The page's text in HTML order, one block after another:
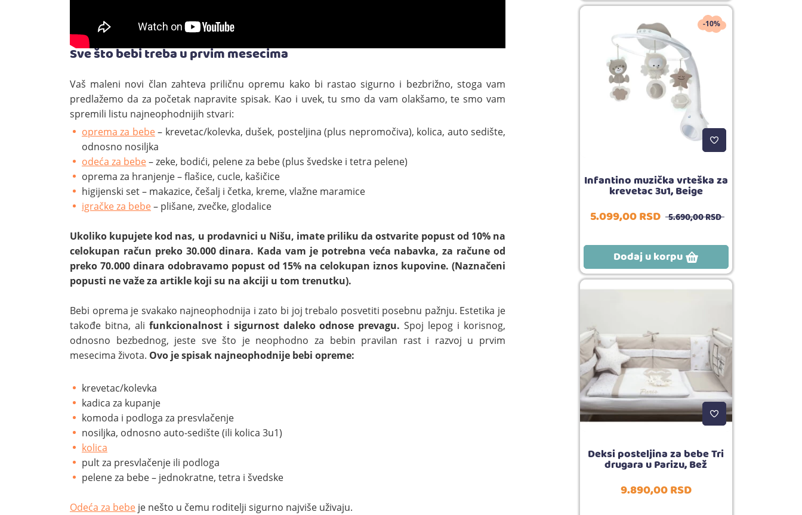
Sve što bebi treba u prvim mesecima
Vaš maleni novi član zahteva priličnu opremu kako bi rastao sigurno i bezbrižno, stoga vam
predlažemo da za početak napravite spisak. Kao i uvek, tu smo da vam olakšamo, te smo vam
spremili listu najneophodnijih stvari:
oprema za bebe– krevetac/kolevka, dušek, posteljina (plus nepromočiva), kolica, auto sedište,
odnosno nosiljka
odeća za bebe– zeke, bodići, pelene za bebe (plus švedske i tetra pelene)
oprema za hranjenje – flašice, cucle, kašičice
higijenski set – makazice, češalj i četka, kreme, vlažne maramice
igračke za bebe– plišane, zvečke, glodalice
Ukoliko kupujete kod nas, u prodavnici u Nišu, imate priliku da ostvarite popust od 10% na
celokupan račun preko 30.000 dinara. Kada vam je potrebna veća nabavka, za račune od
preko 70.000 dinara odobravamo popust od 15% na celokupan iznos kupovine. (Naznačeni
popusti ne važe za artikle koji su na akciji u tom trenutku).
Bebi oprema je svakako najneophodnija i zato bi joj trebalo posvetiti posebnu pažnju. Estetika je
takođe bitna, ali funkcionalnost i sigurnost daleko odnose prevagu. Spoj lepog i korisnog,
odnosno bezbednog, jeste sve što je neophodno za bebin pravilan rast i razvoj u prvim
mesecima života. Ovo je spisak najneophodnije bebi opreme:
krevetac/kolevka
kadica za kupanje
komoda i podloga za presvlačenje
nosiljka, odnosno auto-sedište (ili kolica 3u1)
kolica
pult za presvlačenje ili podloga
pelene za bebe – jednokratne, tetra i švedske
Odeća za bebe je nešto u čemu roditelji sigurno najviše uživaju.
-10%
Infantino muzička vrteška za
krevetac 3u1, Beige
5.099,00RSD 5.690,00RSD
Dodaj u korpu
Deksi posteljina za bebe Tri
drugara u Parizu, Bež
9.890,00RSD